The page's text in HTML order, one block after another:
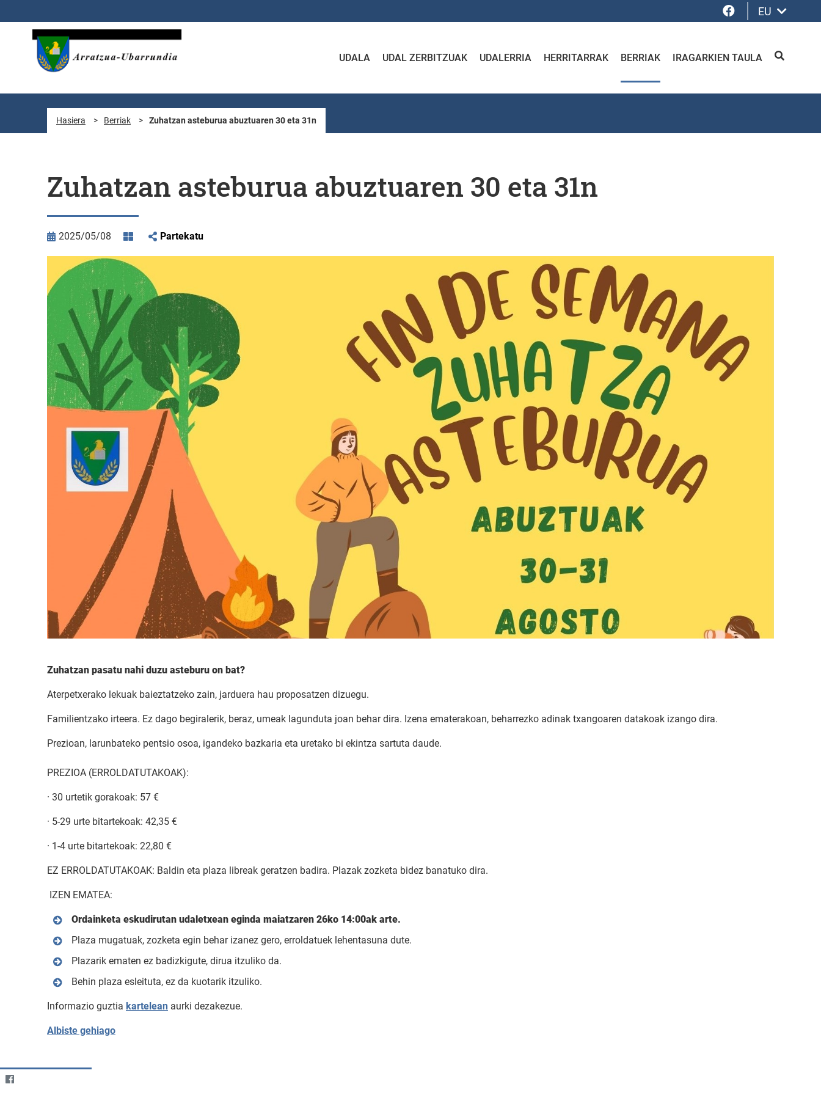
Facebook
EU
UDALA UDAL ZERBITZUAK UDALERRIA HERRITARRAK BERRIAK IRAGARKIEN TAULA BILATU
Hasiera > Berriak > Zuhatzan asteburua abuztuaren 30 eta 31n
Zuhatzan asteburua abuztuaren 30 eta 31n
2025/05/08 Partekatu
Zuhatzan pasatu nahi duzu asteburu on bat?
Aterpetxerako lekuak baieztatzeko zain, jarduera hau proposatzen dizuegu.
Familientzako irteera. Ez dago begiralerik, beraz, umeak lagunduta joan behar dira. Izena ematerakoan, beharrezko adinak txangoaren datakoak izango dira.
Prezioan, larunbateko pentsio osoa, igandeko bazkaria eta uretako bi ekintza sartuta daude.
PREZIOA (ERROLDATUTAKOAK):
· 30 urtetik gorakoak: 57 €
· 5-29 urte bitartekoak: 42,35 €
· 1-4 urte bitartekoak: 22,80 €
EZ ERROLDATUTAKOAK: Baldin eta plaza libreak geratzen badira. Plazak zozketa bidez banatuko dira.
IZEN EMATEA:
Ordainketa eskudirutan udaletxean eginda maiatzaren 26ko 14:00ak arte.
Plaza mugatuak, zozketa egin behar izanez gero, erroldatuek lehentasuna dute.
Plazarik ematen ez badizkigute, dirua itzuliko da.
Behin plaza esleituta, ez da kuotarik itzuliko.
Informazio guztia kartelean aurki dezakezue.
Albiste gehiago